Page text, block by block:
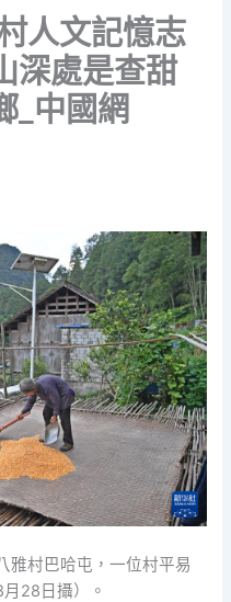
人文記憶志
深處是查甜
_中國網
雅村巴哈屯，一位村平易
28日攝）。